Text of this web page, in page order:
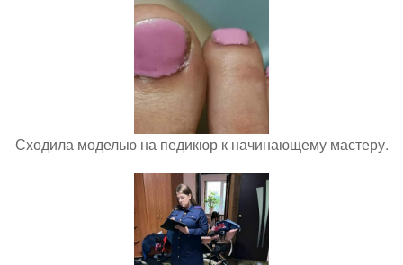
Сходила моделью на педикюр к начинающему мастеру.